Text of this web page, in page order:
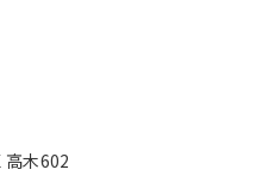
高木602